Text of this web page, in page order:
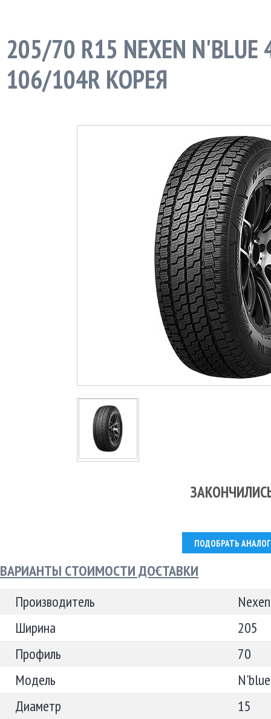
205/70 R15 NEXEN N'BLUE
106/104R КОРЕЯ
ПОДОБРАТЬ АНАЛОГ
ВАРИАНТЫ СТОИМОСТИ ДОСТАВКИ
Производитель
Nexen
Ширина
205
Профиль
70
Модель
Диаметр
15